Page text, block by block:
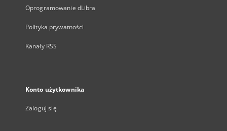
Oprogramowanie dLibra
Polityka prywatności
Kanały RSS
Konto użytkownika
Zaloguj się